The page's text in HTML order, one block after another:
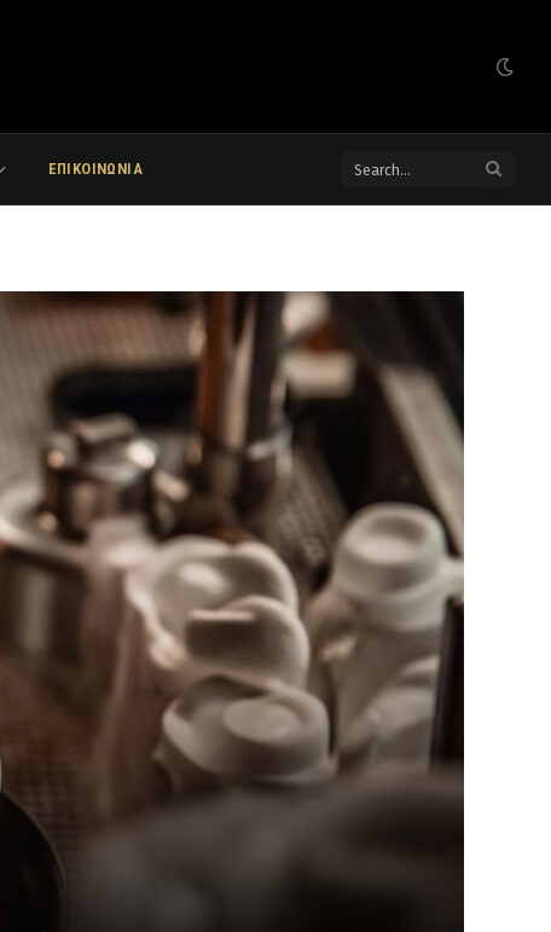
ΕΠΙΚΟΙΝΩΝΙΑ